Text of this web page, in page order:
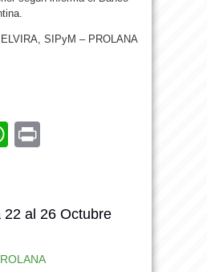
SIPyM – PROLANA
WhatsApp
22 al 26 Octubre